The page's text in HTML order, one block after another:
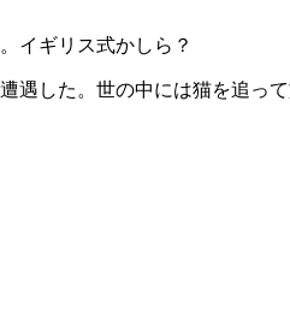
イギリス式かしら？
遇した。世の中には猫を追っ